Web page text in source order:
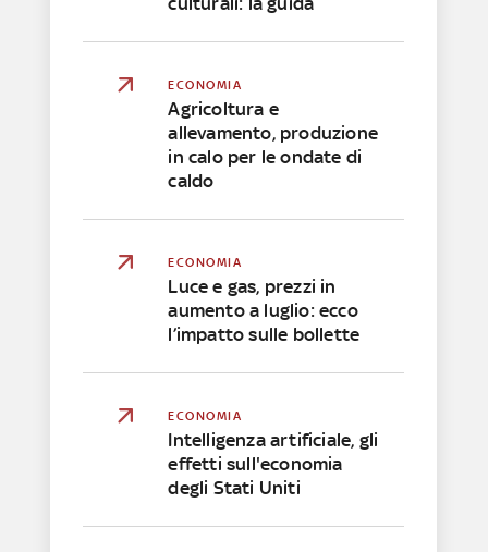
ECONOMIA
Agricoltura e
allevamento, produzione
in calo per le ondate di
caldo
ECONOMIA
Luce e gas, prezzi in
aumento a luglio: ecco
l’impatto sulle bollette
ECONOMIA
Intelligenza artificiale, gli
effetti sull'economia
degli Stati Uniti